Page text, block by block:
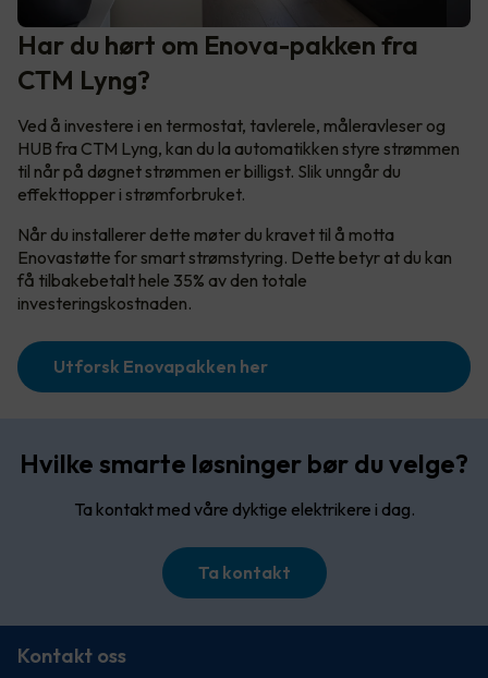
Har du hørt om Enova-pakken fra
CTM Lyng?
Ved å investere i en termostat, tavlerele, måleravleser og
HUB fra CTM Lyng, kan du la automatikken styre strømmen
til når på døgnet strømmen er billigst. Slik unngår du
effekttopper i strømforbruket.
Når du installerer dette møter du kravet til å motta
Enovastøtte for smart strømstyring. Dette betyr at du kan
få tilbakebetalt hele 35% av den totale
investeringskostnaden.
Utforsk Enovapakken her
Hvilke smarte løsninger bør du velge?
Ta kontakt med våre dyktige elektrikere i dag.
Ta kontakt
Kontakt oss